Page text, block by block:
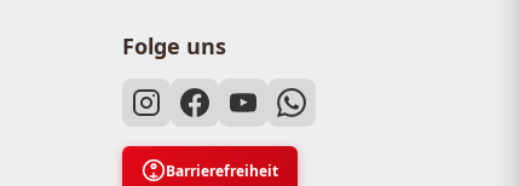
Folge uns
Barrierefreiheit